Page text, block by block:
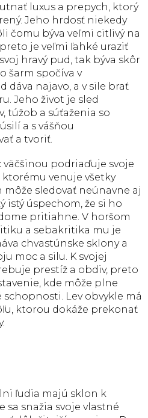
luxus a prepych, ktorý
Jeho hrdosť niekedy
čomu býva veľmi citlivý na
je veľmi ľahké uraziť
hravý pud, tak býva skôr
šarm spočíva v
dáva najavo, a v sile brať
Jeho život je sled
túžob a súťaženia so
a s vášňou
a tvoriť.
podriaďuje svoje
venuje všetky
sledovať neúnavne aj
istý úspechom, že si ho
pritiahne. V horšom
a sebakritika mu je
chvastúnske sklony a
moc a silu. K svojej
prestíž a obdiv, preto
kde môže plne
Lev obvykle má
ktorou dokáže prekonať
ľudia majú sklon k
sa snažia svoje vlastné